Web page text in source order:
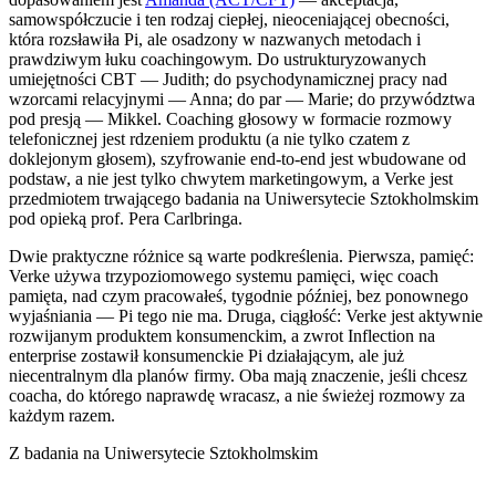
samowspółczucie i ten rodzaj ciepłej, nieoceniającej obecności,
która rozsławiła Pi, ale osadzony w nazwanych metodach i
prawdziwym łuku coachingowym. Do ustrukturyzowanych
umiejętności CBT — Judith; do psychodynamicznej pracy nad
wzorcami relacyjnymi — Anna; do par — Marie; do przywództwa
pod presją — Mikkel. Coaching głosowy w formacie rozmowy
telefonicznej jest rdzeniem produktu (a nie tylko czatem z
doklejonym głosem), szyfrowanie end-to-end jest wbudowane od
podstaw, a nie jest tylko chwytem marketingowym, a Verke jest
przedmiotem trwającego badania na Uniwersytecie Sztokholmskim
pod opieką prof. Pera Carlbringa.
Dwie praktyczne różnice są warte podkreślenia. Pierwsza, pamięć:
Verke używa trzypoziomowego systemu pamięci, więc coach
pamięta, nad czym pracowałeś, tygodnie później, bez ponownego
wyjaśniania — Pi tego nie ma. Druga, ciągłość: Verke jest aktywnie
rozwijanym produktem konsumenckim, a zwrot Inflection na
enterprise zostawił konsumenckie Pi działającym, ale już
niecentralnym dla planów firmy. Oba mają znaczenie, jeśli chcesz
coacha, do którego naprawdę wracasz, a nie świeżej rozmowy za
każdym razem.
Z badania na Uniwersytecie Sztokholmskim